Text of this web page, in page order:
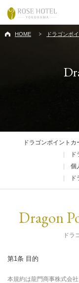
HOME ドラゴンポ
ドラゴンポイントカ
個
Dragon
ドラ
第1条 目的
本規約は龍門商事株式会